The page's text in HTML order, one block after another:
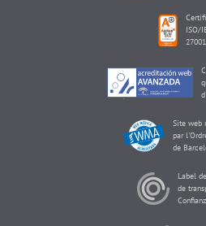
ISO/
27001
Site web
par
de
Label
de